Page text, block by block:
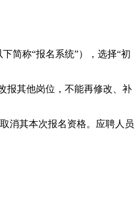
简称“报名系统”）， 选择“初
报其他岗位，不能再修改、补
消其本次报名资格。应聘人员